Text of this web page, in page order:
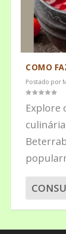
COMO
Postado por
Explore